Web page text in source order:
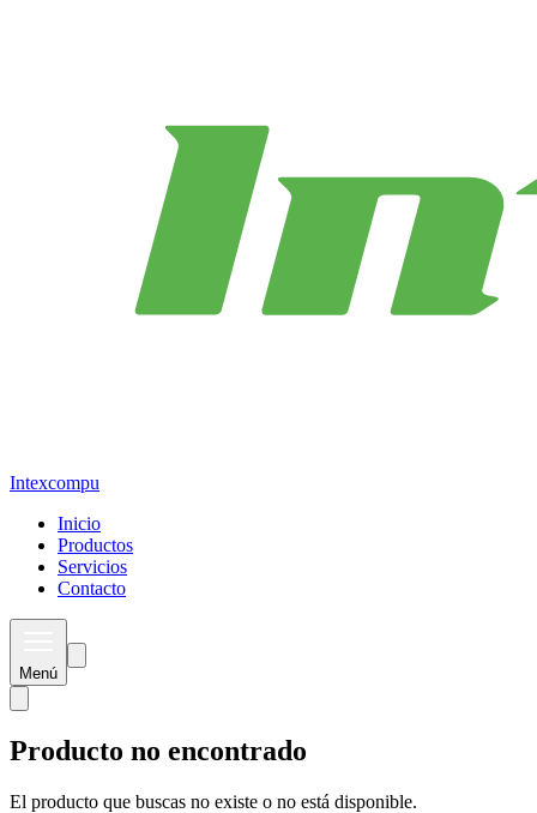
Intexcompu
Inicio
Productos
Servicios
Contacto
Menú
Producto no encontrado
El producto que buscas no existe o no está disponible.